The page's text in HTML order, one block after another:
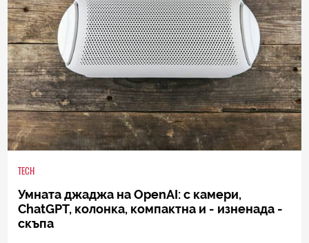
TECH
Умната джаджа на OpenAI: с камери,
ChatGPT, колонка, компактна и - изненада -
скъпа